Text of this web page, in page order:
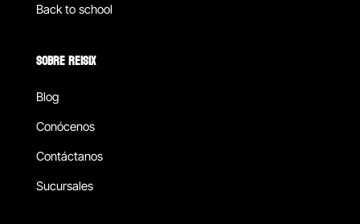
Back to school
SOBRE REISIX
Blog
Conócenos
Contáctanos
Sucursales